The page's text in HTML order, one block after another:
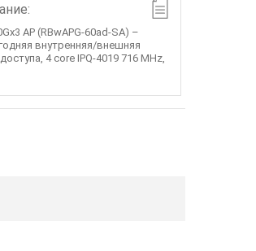
AP (RBwAPG-60ad-SA) –
внутренняя/внешняя
4 core IPQ-4019 716 MHz,